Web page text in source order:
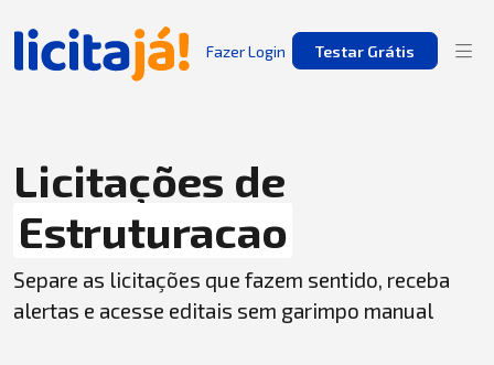
Fazer Login Testar Grátis
Licitações de
Estruturacao
Separe as licitações que fazem sentido, receba
alertas e acesse editais sem garimpo manual